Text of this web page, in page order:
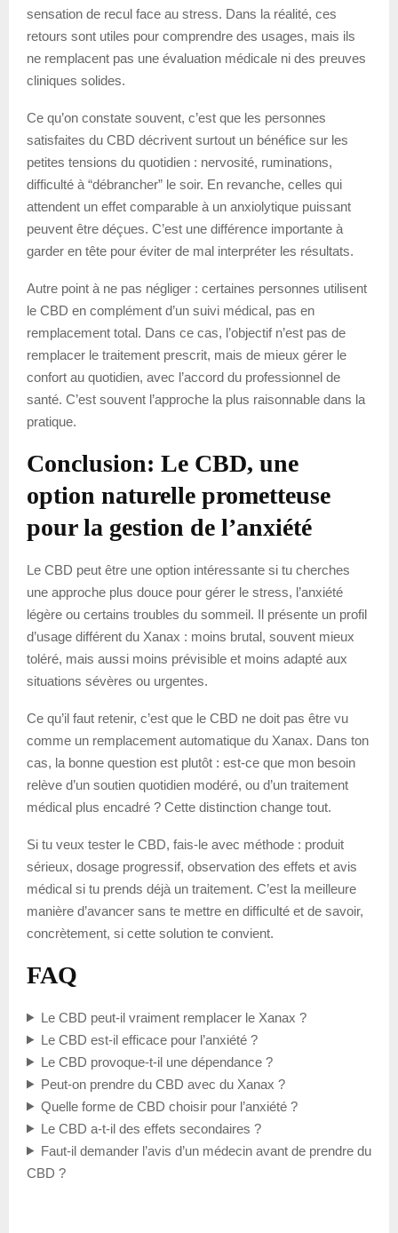
sensation de recul face au stress. Dans la réalité, ces
retours sont utiles pour comprendre des usages, mais ils
ne remplacent pas une évaluation médicale ni des preuves
cliniques solides.
Ce qu’on constate souvent, c’est que les personnes
satisfaites du CBD décrivent surtout un bénéfice sur les
petites tensions du quotidien : nervosité, ruminations,
difficulté à “débrancher” le soir. En revanche, celles qui
attendent un effet comparable à un anxiolytique puissant
peuvent être déçues. C’est une différence importante à
garder en tête pour éviter de mal interpréter les résultats.
Autre point à ne pas négliger : certaines personnes utilisent
le CBD en complément d’un suivi médical, pas en
remplacement total. Dans ce cas, l’objectif n’est pas de
remplacer le traitement prescrit, mais de mieux gérer le
confort au quotidien, avec l’accord du professionnel de
santé. C’est souvent l’approche la plus raisonnable dans la
pratique.
Conclusion: Le CBD, une
option naturelle prometteuse
pour la gestion de l’anxiété
Le CBD peut être une option intéressante si tu cherches
une approche plus douce pour gérer le stress, l’anxiété
légère ou certains troubles du sommeil. Il présente un profil
d’usage différent du Xanax : moins brutal, souvent mieux
toléré, mais aussi moins prévisible et moins adapté aux
situations sévères ou urgentes.
Ce qu’il faut retenir, c’est que le CBD ne doit pas être vu
comme un remplacement automatique du Xanax. Dans ton
cas, la bonne question est plutôt : est-ce que mon besoin
relève d’un soutien quotidien modéré, ou d’un traitement
médical plus encadré ? Cette distinction change tout.
Si tu veux tester le CBD, fais-le avec méthode : produit
sérieux, dosage progressif, observation des effets et avis
médical si tu prends déjà un traitement. C’est la meilleure
manière d’avancer sans te mettre en difficulté et de savoir,
concrètement, si cette solution te convient.
FAQ
Le CBD peut-il vraiment remplacer le Xanax ?
Le CBD est-il efficace pour l’anxiété ?
Le CBD provoque-t-il une dépendance ?
Peut-on prendre du CBD avec du Xanax ?
Quelle forme de CBD choisir pour l’anxiété ?
Le CBD a-t-il des effets secondaires ?
Faut-il demander l’avis d’un médecin avant de prendre du
CBD ?